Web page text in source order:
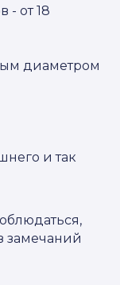
- от 18
диаметром
и так
замечаний